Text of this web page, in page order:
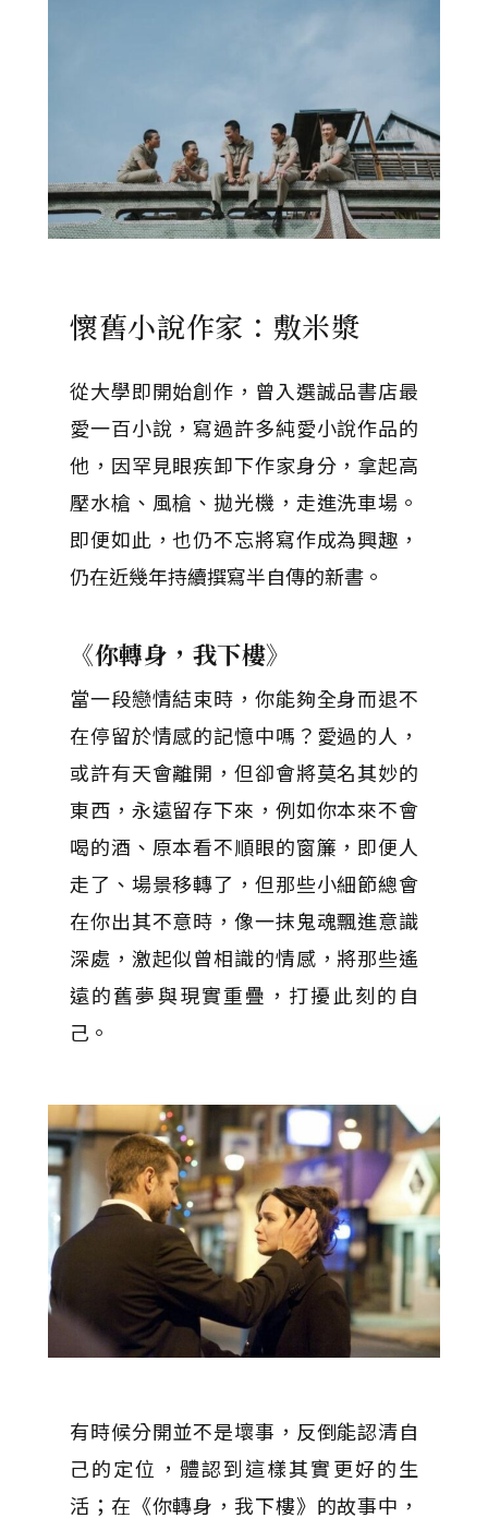
懷舊小說作家：敷米漿
從大學即開始創作，曾入選誠品書店最
愛一百小說，寫過許多純愛小說作品的
他，因罕見眼疾卸下作家身分，拿起高
壓水槍、風槍、拋光機，走進洗車場。
即便如此，也仍不忘將寫作成為興趣，
仍在近幾年持續撰寫半自傳的新書。
《你轉身，我下樓》
當一段戀情結束時，你能夠全身而退不
在停留於情感的記憶中嗎？愛過的人，
或許有天會離開，但卻會將莫名其妙的
東西，永遠留存下來，例如你本來不會
喝的酒、原本看不順眼的窗簾，即便人
走了、場景移轉了，但那些小細節總會
在你出其不意時，像一抹鬼魂飄進意識
深處，激起似曾相識的情感，將那些遙
遠的舊夢與現實重疊，打擾此刻的自
己。
有時候分開並不是壞事，反倒能認清自
己的定位，體認到這樣其實更好的生
活；在《你轉身，我下樓》的故事中，